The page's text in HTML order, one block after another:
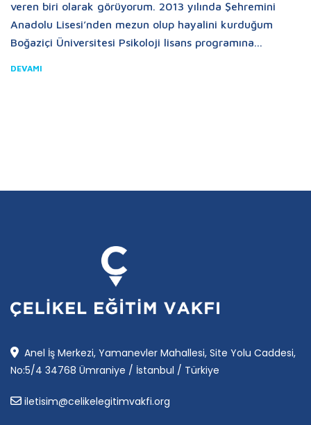
veren biri olarak görüyorum. 2013 yılında Şehremini
Anadolu Lisesi’nden mezun olup hayalini kurduğum
Boğaziçi Üniversitesi Psikoloji lisans programına...
DEVAMI
Anel İş Merkezi, Yamanevler Mahallesi, Site Yolu Caddesi,
No:5/4 34768 Ümraniye / İstanbul / Türkiye
iletisim@celikelegitimvakfi.org